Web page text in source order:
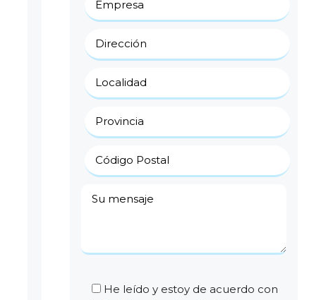
He leído y estoy de acuerdo con